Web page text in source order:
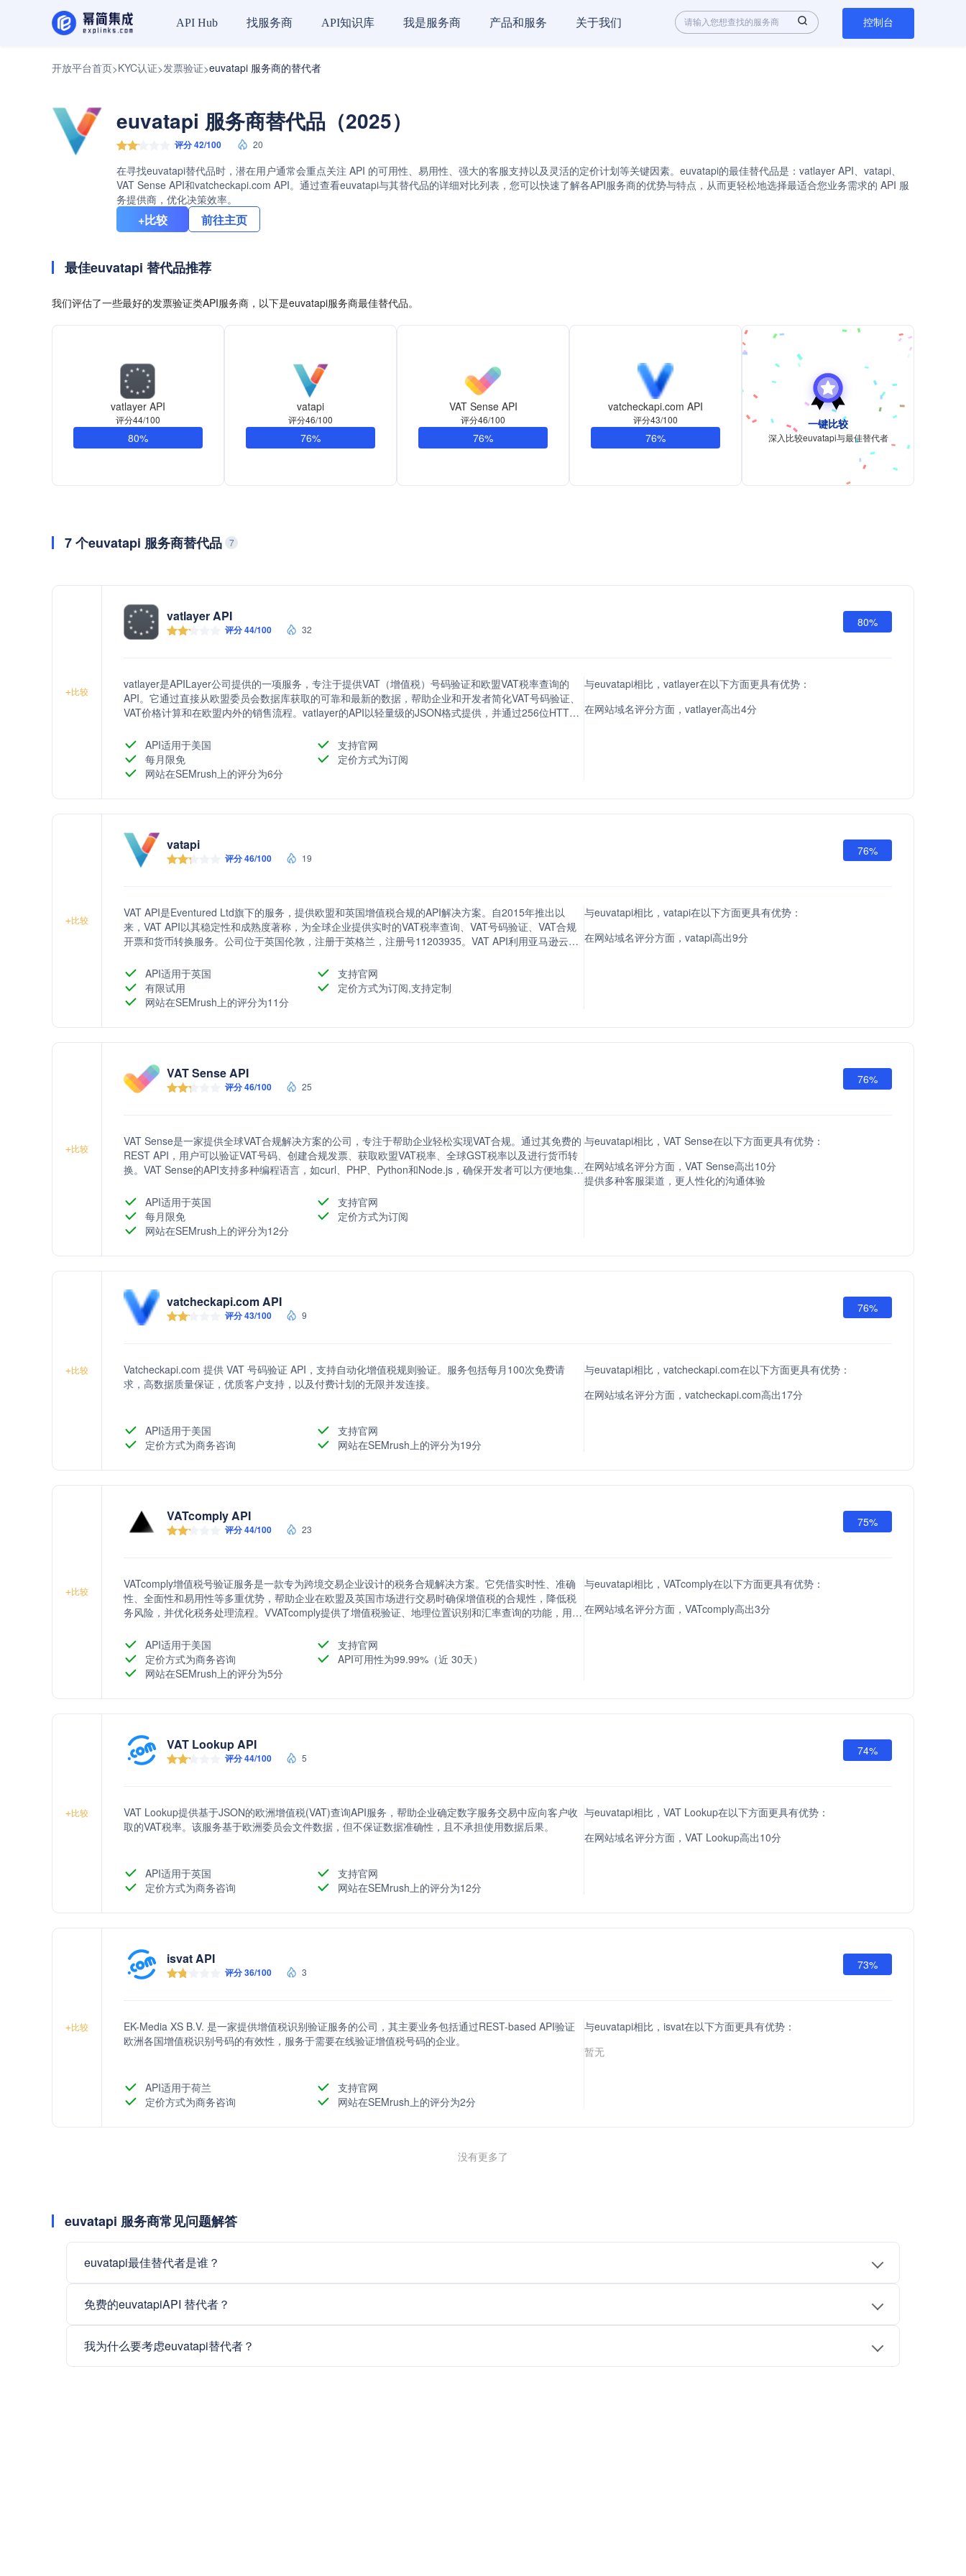
API Hub 找服务商 API知识库 我是服务商 产品和服务 关于我们 控制台
开放平台首页>KYC认证>发票验证>euvatapi 服务商的替代者
euvatapi 服务商替代品（2025）
评分 42/100 20
在寻找euvatapi替代品时，潜在用户通常会重点关注 API 的可用性、易用性、强大的客服支持以及灵活的定价计划等关键因素。euvatapi的最佳替代品是：vatlayer API、vatapi、
VAT Sense API和vatcheckapi.com API。通过查看euvatapi与其替代品的详细对比列表，您可以快速了解各API服务商的优势与特点，从而更轻松地选择最适合您业务需求的 API 服
务提供商，优化决策效率。
+比较 前往主页
最佳euvatapi 替代品推荐
我们评估了一些最好的发票验证类API服务商，以下是euvatapi服务商最佳替代品。
vatlayer API
评分44/100
80%
vatapi
评分46/100
76%
VAT Sense API
评分46/100
76%
vatcheckapi.com API
评分43/100
76%
一键比较
深入比较euvatapi与最佳替代者
7 个euvatapi 服务商替代品 7
+比较
vatlayer API
评分 44/100 32
80%
vatlayer是APILayer公司提供的一项服务，专注于提供VAT（增值税）号码验证和欧盟VAT税率查询的
API。它通过直接从欧盟委员会数据库获取的可靠和最新的数据，帮助企业和开发者简化VAT号码验证、
VAT价格计算和在欧盟内外的销售流程。vatlayer的API以轻量级的JSON格式提供，并通过256位HTTPS
API。API适用于美国
支持官网
每月限免
定价方式为订阅
网站在SEMrush上的评分为6分
与euvatapi相比，vatlayer在以下方面更具有优势：
在网站域名评分方面，vatlayer高出4分
+比较
vatapi
评分 46/100 19
76%
VAT API是Eventured Ltd旗下的服务，提供欧盟和英国增值税合规的API解决方案。自2015年推出以
来，VAT API以其稳定性和成熟度著称，为全球企业提供实时的VAT税率查询、VAT号码验证、VAT合规
开票和货币转换服务。公司位于英国伦敦，注册于英格兰，注册号11203935。VAT API利用亚马逊云服
求。 API适用于英国
支持官网
有限试用
定价方式为订阅,支持定制
网站在SEMrush上的评分为11分
与euvatapi相比，vatapi在以下方面更具有优势：
在网站域名评分方面，vatapi高出9分
+比较
VAT Sense API
评分 46/100 25
76%
VAT Sense是一家提供全球VAT合规解决方案的公司，专注于帮助企业轻松实现VAT合规。通过其免费的
REST API，用户可以验证VAT号码、创建合规发票、获取欧盟VAT税率、全球GST税率以及进行货币转
换。VAT Sense的API支持多种编程语言，如curl、PHP、Python和Node.js，确保开发者可以方便地集成
务。 API适用于英国
支持官网
每月限免
定价方式为订阅
网站在SEMrush上的评分为12分
与euvatapi相比，VAT Sense在以下方面更具有优势：
在网站域名评分方面，VAT Sense高出10分
提供多种客服渠道，更人性化的沟通体验
+比较
vatcheckapi.com API
评分 43/100 9
76%
Vatcheckapi.com 提供 VAT 号码验证 API，支持自动化增值税规则验证。服务包括每月100次免费请
求，高数据质量保证，优质客户支持，以及付费计划的无限并发连接。
API适用于美国
支持官网
定价方式为商务咨询
网站在SEMrush上的评分为19分
与euvatapi相比，vatcheckapi.com在以下方面更具有优势：
在网站域名评分方面，vatcheckapi.com高出17分
+比较
VATcomply API
评分 44/100 23
75%
VATcomply增值税号验证服务是一款专为跨境交易企业设计的税务合规解决方案。它凭借实时性、准确
性、全面性和易用性等多重优势，帮助企业在欧盟及英国市场进行交易时确保增值税的合规性，降低税
务风险，并优化税务处理流程。VVATcomply提供了增值税验证、地理位置识别和汇率查询的功能，用于
API适用于美国
支持官网
定价方式为商务咨询
API可用性为99.99%（近 30天）
网站在SEMrush上的评分为5分
与euvatapi相比，VATcomply在以下方面更具有优势：
在网站域名评分方面，VATcomply高出3分
+比较
VAT Lookup API
评分 44/100 5
74%
VAT Lookup提供基于JSON的欧洲增值税(VAT)查询API服务，帮助企业确定数字服务交易中应向客户收
取的VAT税率。该服务基于欧洲委员会文件数据，但不保证数据准确性，且不承担使用数据后果。
API适用于英国
支持官网
定价方式为商务咨询
网站在SEMrush上的评分为12分
与euvatapi相比，VAT Lookup在以下方面更具有优势：
在网站域名评分方面，VAT Lookup高出10分
+比较
isvat API
评分 36/100 3
73%
EK-Media XS B.V. 是一家提供增值税识别验证服务的公司，其主要业务包括通过REST-based API验证
欧洲各国增值税识别号码的有效性，服务于需要在线验证增值税号码的企业。
API适用于荷兰
支持官网
定价方式为商务咨询
网站在SEMrush上的评分为2分
与euvatapi相比，isvat在以下方面更具有优势：
暂无
没有更多了
euvatapi 服务商常见问题解答
euvatapi最佳替代者是谁？
免费的euvatapiAPI 替代者？
我为什么要考虑euvatapi替代者？